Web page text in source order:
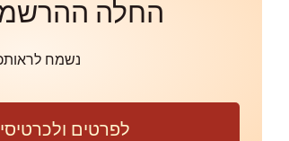
החלה
נשמח
לפרטים